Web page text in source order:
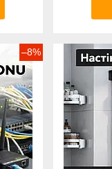
–8%